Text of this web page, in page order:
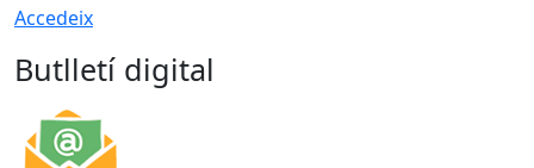
Accedeix
Butlletí digital